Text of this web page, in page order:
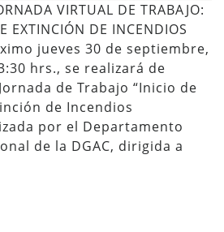
VIRTUAL DE TRABAJO:
EXTINCIÓN DE INCENDIOS
jueves 30 de septiembre,
hrs., se realizará de
de Trabajo “Inicio de
de Incendios
por el Departamento
de la DGAC, dirigida a